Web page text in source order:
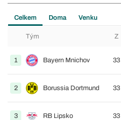
Celkem Doma Venku
Tým Z
1 Bayern Mnichov 33
2 Borussia Dortmund 33
3 RB Lipsko 33